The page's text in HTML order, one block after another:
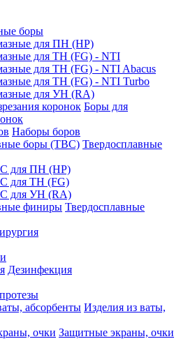
боры
для ПН (HP)
для ТН (FG) - NTI
для ТН (FG) - NTI Abacus
для ТН (FG) - NTI Turbo
для УН (RA)
Боры для
Наборы боров
Твердосплавные
для ПН (HP)
для ТН (FG)
для УН (RA)
Твердосплавные
Дезинфекция
Изделия из ваты,
Защитные экраны, очки